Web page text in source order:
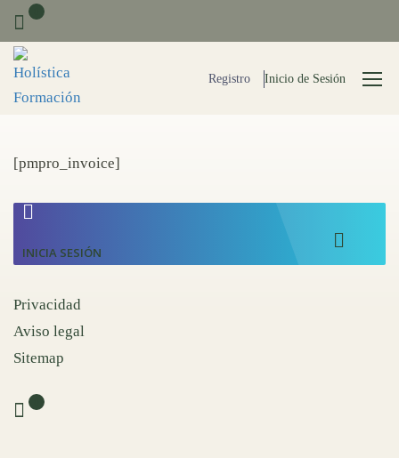
Registro Inicio de Sesión
[pmpro_invoice]
INICIA SESIÓN
Privacidad
Aviso legal
Sitemap